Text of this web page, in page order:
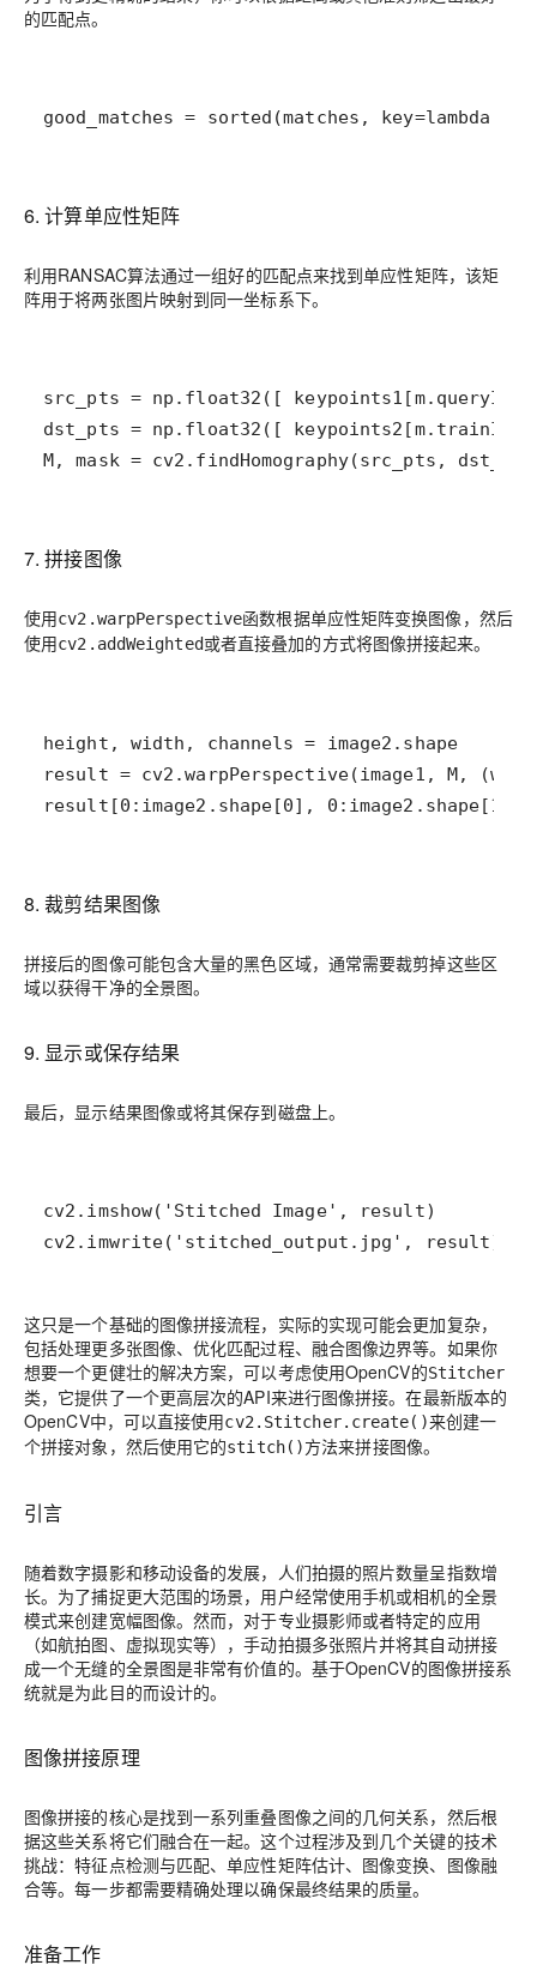
的匹配点。
good_matches = sorted(matches, key=lambda
6. 计算单应性矩阵
利用RANSAC算法通过一组好的匹配点来找到单应性矩阵，该矩
阵用于将两张图片映射到同一坐标系下。
M, mask = cv2.findHomography(src_pts,
7. 拼接图像
使用cv2.warpPerspective函数根据单应性矩阵变换图像，然后
使用cv2.addWeighted或者直接叠加的方式将图像拼接起来。
height, width, channels = image2.shape
result[0:image2.shape[0], 0:image2.shape[1]]
8. 裁剪结果图像
拼接后的图像可能包含大量的黑色区域，通常需要裁剪掉这些区
域以获得干净的全景图。
9. 显示或保存结果
最后，显示结果图像或将其保存到磁盘上。
cv2.imwrite('stitched_output.jpg', result)
这只是一个基础的图像拼接流程，实际的实现可能会更加复杂，
包括处理更多张图像、优化匹配过程、融合图像边界等。如果你
想要一个更健壮的解决方案，可以考虑使用OpenCV的Stitcher
类，它提供了一个更高层次的API来进行图像拼接。在最新版本的
OpenCV中，可以直接使用cv2.Stitcher.create()来创建一
个拼接对象，然后使用它的stitch()方法来拼接图像。
引言
随着数字摄影和移动设备的发展，人们拍摄的照片数量呈指数增
长。为了捕捉更大范围的场景，用户经常使用手机或相机的全景
模式来创建宽幅图像。然而，对于专业摄影师或者特定的应用
（如航拍图、虚拟现实等），手动拍摄多张照片并将其自动拼接
成一个无缝的全景图是非常有价值的。基于OpenCV的图像拼接系
统就是为此目的而设计的。
图像拼接原理
图像拼接的核心是找到一系列重叠图像之间的几何关系，然后根
据这些关系将它们融合在一起。这个过程涉及到几个关键的技术
挑战：特征点检测与匹配、单应性矩阵估计、图像变换、图像融
合等。每一步都需要精确处理以确保最终结果的质量。
准备工作